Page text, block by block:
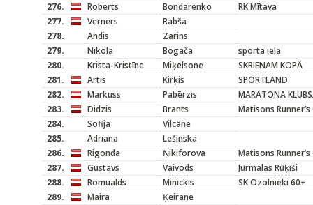
276.
Roberts Bondarenko
RK Mītava
277.
Verners
Rabša
278.
Andis
Zarins
279.
Nikola Bogača
sporta iela
280.
Krista-Kristīne Miķelsone
SKRIENAM KOPĀ
281.
Artis Kirķis
SPORTLAND
282.
Markuss Pabērzis
MARATONA
283.
Didzis Brants
Matisons Runner’s
284.
Sofija
Vilcāne
285.
Adriana
Lešinska
286.
Rigonda Ņikiforova
Matisons Runner’s
287.
Gustavs Vaivods
Jūrmalas Rūķīši
288.
Romualds Minickis
SK Ozolnieki 60+
289.
Maira
Ķeirane